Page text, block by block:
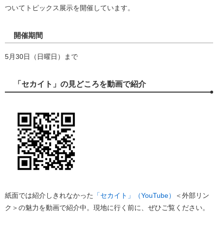
ついてトピックス展示を開催しています。
開催期間
5月30日（日曜日）まで
「セカイト」の見どころを動画で紹介
紙面では紹介しきれなかった 「セカイト」（YouTube）
＜外部リン
ク＞の魅力を動画で紹介中。現地に行く前に、ぜひご覧ください。